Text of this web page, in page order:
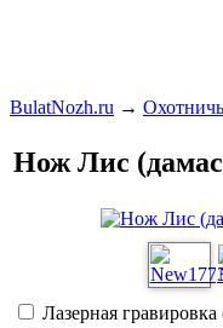
BulatNozh.ru →
Нож Лис
Лазерная гравировка